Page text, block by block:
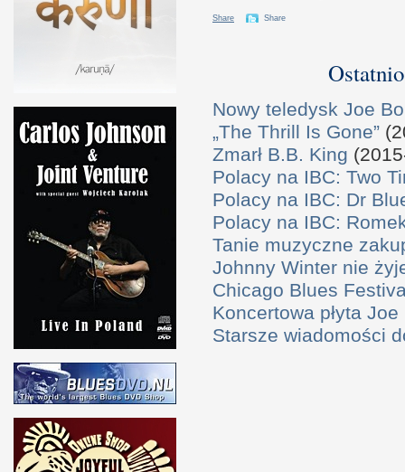
Share Share
Nowy teledysk Joe
„The Thrill Is Gone”
Zmarł B.B. King
Polacy na IBC: Two
Polacy na IBC: Dr
Polacy na IBC:
Tanie muzyczne
Johnny Winter nie
Chicago Blues
Koncertowa płyta
Starsze wiadomości